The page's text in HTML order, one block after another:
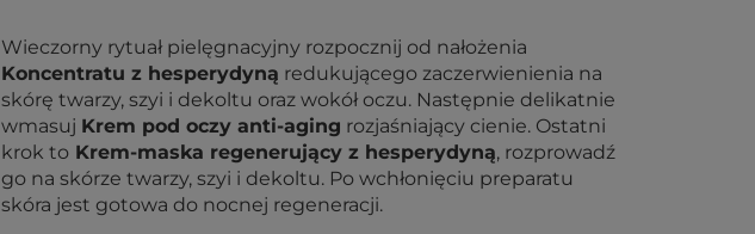
Wieczorny rytuał pielęgnacyjny rozpocznij od nałożenia
Koncentratu z hesperydyną redukującego zaczerwienienia na
skórę twarzy, szyi i dekoltu oraz wokół oczu. Następnie delikatnie
wmasuj Krem pod oczy anti-aging rozjaśniający cienie. Ostatni
krok to Krem-maska regenerujący z hesperydyną, rozprowadź
go na skórze twarzy, szyi i dekoltu. Po wchłonięciu preparatu
skóra jest gotowa do nocnej regeneracji.